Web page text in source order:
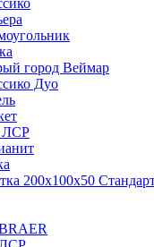
город Веймар
Дуо
ЛСР
200х100х50